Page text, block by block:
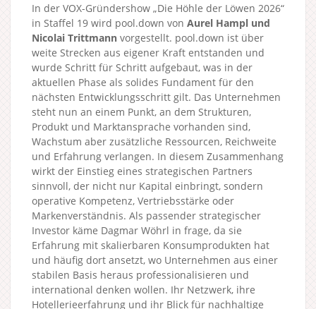
In der VOX-Gründershow „Die Höhle der Löwen 2026“
in Staffel 19 wird pool.down von Aurel Hampl und
Nicolai Trittmann vorgestellt. pool.down ist über
weite Strecken aus eigener Kraft entstanden und
wurde Schritt für Schritt aufgebaut, was in der
aktuellen Phase als solides Fundament für den
nächsten Entwicklungsschritt gilt. Das Unternehmen
steht nun an einem Punkt, an dem Strukturen,
Produkt und Marktansprache vorhanden sind,
Wachstum aber zusätzliche Ressourcen, Reichweite
und Erfahrung verlangen. In diesem Zusammenhang
wirkt der Einstieg eines strategischen Partners
sinnvoll, der nicht nur Kapital einbringt, sondern
operative Kompetenz, Vertriebsstärke oder
Markenverständnis. Als passender strategischer
Investor käme Dagmar Wöhrl in frage, da sie
Erfahrung mit skalierbaren Konsumprodukten hat
und häufig dort ansetzt, wo Unternehmen aus einer
stabilen Basis heraus professionalisieren und
international denken wollen. Ihr Netzwerk, ihre
Hotellerieerfahrung und ihr Blick für nachhaltige